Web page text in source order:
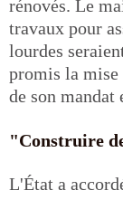
rénovés. Le
travaux pour
lourdes
promis la
de son mandat
"Construire
L'État a